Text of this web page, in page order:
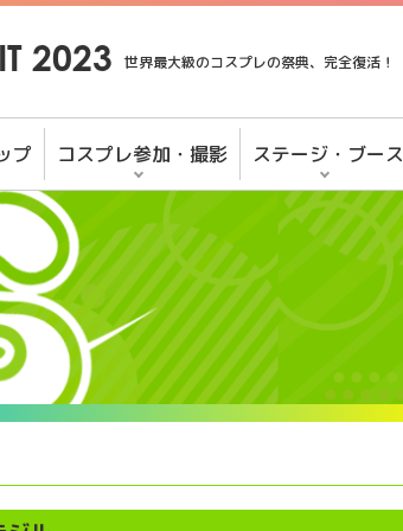
2023 世界最大級のコスプレの祭典、完全復活！
プ コスプレ参加・撮影 ステージ・ブース